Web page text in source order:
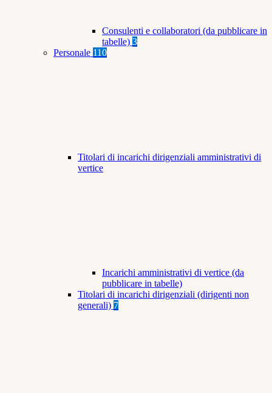
Consulenti e collaboratori (da pubblicare in
tabelle) 3
Personale 110
Titolari di incarichi dirigenziali amministrativi di
vertice
Incarichi amministrativi di vertice (da
pubblicare in tabelle)
Titolari di incarichi dirigenziali (dirigenti non
generali) 7